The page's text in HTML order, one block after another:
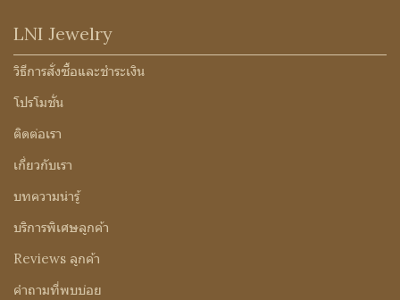
LNI Jewelry
วิธีการสั่งซื้อและชำระเงิน
โปรโมชั่น
ติดต่อเรา
เกี่ยวกับเรา
บทความน่ารู้
บริการพิเศษลูกค้า
Reviews ลูกค้า
คำถามที่พบบ่อย